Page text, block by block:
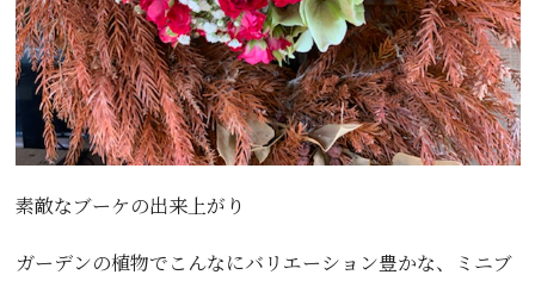
素敵なブーケの出来上がり
ガーデンの植物でこんなにバリエーション豊かな、ミニブ